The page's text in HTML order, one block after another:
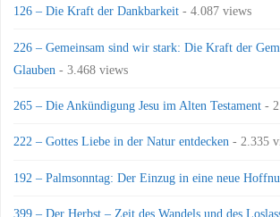
126 – Die Kraft der Dankbarkeit - 4.087 views
226 – Gemeinsam sind wir stark: Die Kraft der
Glauben - 3.468 views
265 – Die Ankündigung Jesu im Alten Testament -
222 – Gottes Liebe in der Natur entdecken - 2.335
192 – Palmsonntag: Der Einzug in eine neue
399 – Der Herbst – Zeit des Wandels und des